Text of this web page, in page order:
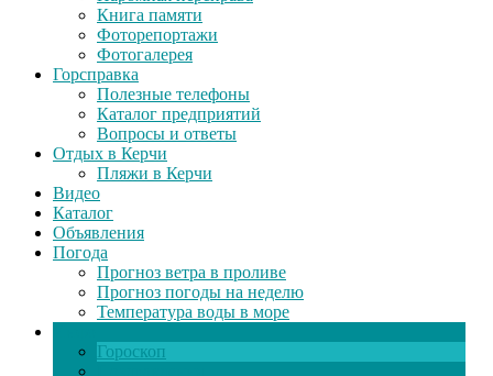
Книга памяти
Фоторепортажи
Фотогалерея
Горсправка
Полезные телефоны
Каталог предприятий
Вопросы и ответы
Отдых в Керчи
Пляжи в Керчи
Видео
Каталог
Объявления
Погода
Прогноз ветра в проливе
Прогноз погоды на неделю
Температура воды в море
Гороскоп